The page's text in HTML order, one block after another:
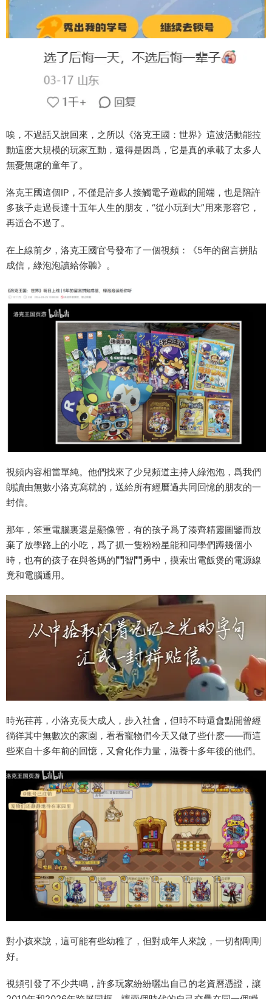
唉，不過話又說回來，之所以《洛克王國：世界》這波活動能拉
動這麽大規模的玩家互動，還得是因爲，它是真的承載了太多人
無憂無慮的童年了。
洛克王國這個IP，不僅是許多人接觸電子遊戲的開端，也是陪許
多孩子走過長達十五年人生的朋友，“從小玩到大”用來形容它，
再适合不過了。
在上線前夕，洛克王國官号發布了一個視頻：《5年的留言拼貼
成信，綠泡泡讀給你聽》。
視頻内容相當單純。他們找來了少兒頻道主持人綠泡泡，爲我們
朗讀由無數小洛克寫就的，送給所有經曆過共同回憶的朋友的一
封信。
那年，笨重電腦裏還是顯像管，有的孩子爲了湊齊精靈圖鑒而放
棄了放學路上的小吃，爲了抓一隻粉粉星能和同學們蹲幾個小
時，也有的孩子在與爸媽的鬥智鬥勇中，摸索出電飯煲的電源線
竟和電腦通用。
時光荏苒，小洛克長大成人，步入社會，但時不時還會點開曾經
徜徉其中無數次的家園，看看寵物們今天又做了些什麽——而這
些來自十多年前的回憶，又會化作力量，滋養十多年後的他們。
對小孩來說，這可能有些幼稚了，但對成年人來說，一切都剛剛
好。
視頻引發了不少共鳴，許多玩家紛紛曬出自己的老資曆憑證，讓